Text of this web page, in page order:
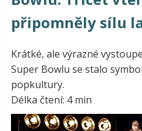
připomněly sílu
Krátké, ale výrazné
Super Bowlu se stalo
popkultury.
Délka čtení: 4 min